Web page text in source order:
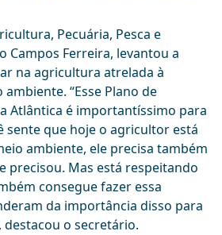
Pecuária, Pesca e
Campos Ferreira, levantou a
na agricultura atrelada à
“Esse Plano de
Atlântica é importantíssimo para
sente que hoje o agricultor está
ambiente, ele precisa também
precisou. Mas está respeitando
consegue fazer essa
da importância disso para
o secretário.